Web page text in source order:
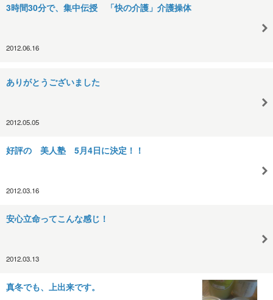
3時間30分で、集中伝授 「快の介護」介護操体
2012.06.16
ありがとうございました
2012.05.05
好評の 美人塾 5月4日に決定！！
2012.03.16
安心立命ってこんな感じ！
2012.03.13
真冬でも、上出来です。